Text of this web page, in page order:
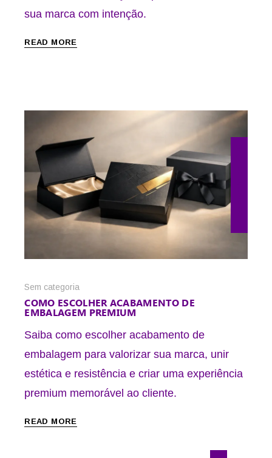
sua marca com intenção.
READ MORE
Sem categoria
COMO ESCOLHER ACABAMENTO DE
EMBALAGEM PREMIUM
Saiba como escolher acabamento de
embalagem para valorizar sua marca, unir
estética e resistência e criar uma experiência
premium memorável ao cliente.
READ MORE